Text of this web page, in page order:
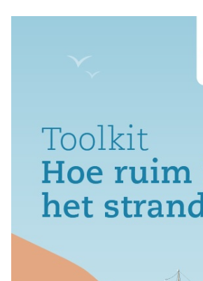
venster)
naar
website)